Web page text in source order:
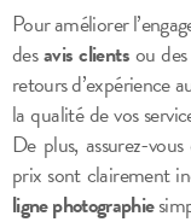
Pour améliorer
desavis clientsou des
retours d’expérience
la qualité de vos
De plus, assurez-
prix sont clairement
ligne photographie